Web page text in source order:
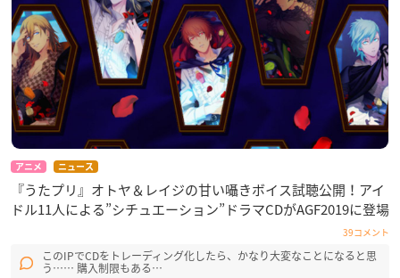
アニメ ニュース
『うたプリ』オトヤ＆レイジの甘い囁きボイス試聴公開！アイ
ドル11人による”シチュエーション”ドラマCDがAGF2019に登場
39コメント
このIPでCDをトレーディング化したら、かなり大変なことになると思
う…… 購入制限もある…